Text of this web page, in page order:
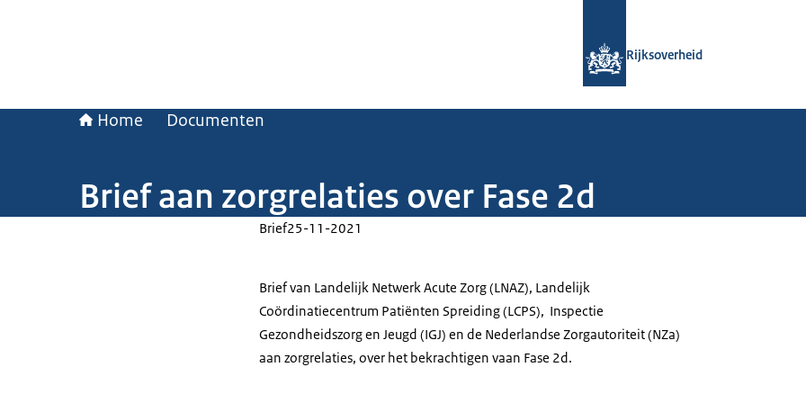
Rijksoverheid
Home Documenten
Brief aan zorgrelaties over Fase 2d
Brief25-11-2021
Brief van Landelijk Netwerk Acute Zorg (LNAZ), Landelijk
Coördinatiecentrum Patiënten Spreiding (LCPS), Inspectie
Gezondheidszorg en Jeugd (IGJ) en de Nederlandse Zorgautoriteit (NZa)
aan zorgrelaties, over het bekrachtigen vaan Fase 2d.